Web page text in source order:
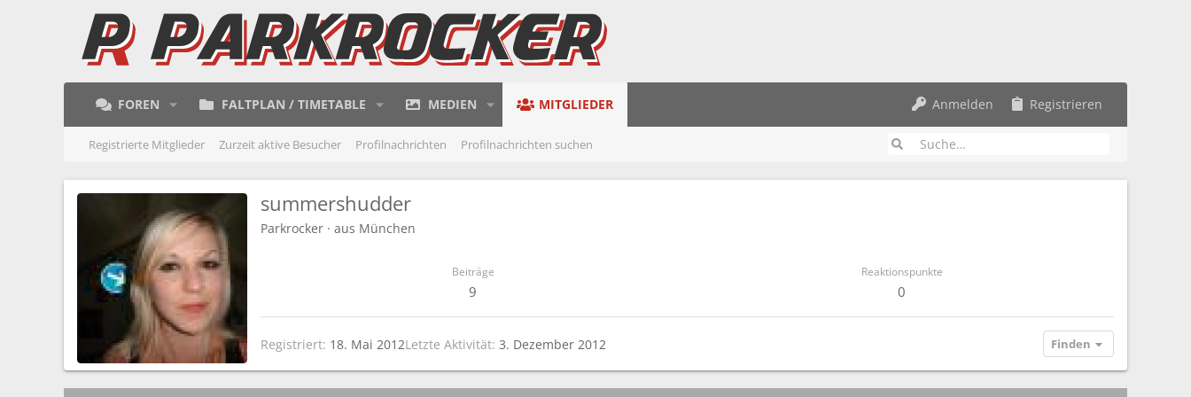
FOREN FALTPLAN / TIMETABLE MEDIEN MITGLIEDER Anmelden Registrieren
Registrierte Mitglieder Zurzeit aktive Besucher Profilnachrichten Profilnachrichten suchen
summershudder
Parkrocker · aus München
Beiträge
9
Reaktionspunkte
0
Registriert 18. Mai 2012Letzte Aktivität 3. Dezember 2012 Finden